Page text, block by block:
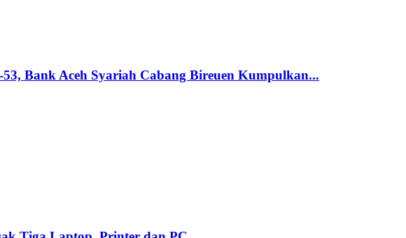
Bank Aceh Syariah Cabang Bireuen Kumpulkan...